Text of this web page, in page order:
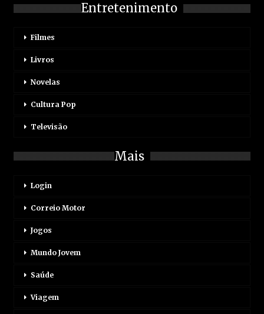
Entretenimento
Filmes
Livros
Novelas
Cultura Pop
Televisão
Mais
Login
Correio Motor
Jogos
Mundo Jovem
Saúde
Viagem